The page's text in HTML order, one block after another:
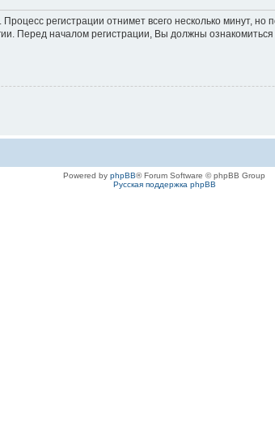
регистрации отнимет всего несколько минут,
Перед началом регистрации, Вы должны
Powered by phpBB® Forum Software © phpBB Group
Русская поддержка phpBB